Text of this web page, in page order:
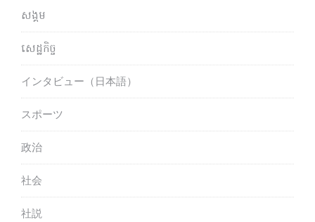
សង្គម
សេដ្ឋកិច្ច
インタビュー（日本語）
スポーツ
政治
社会
社説